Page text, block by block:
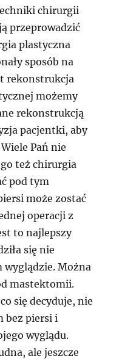
chirurgii
przeprowadzić
plastyczna
sposób na
rekonstrukcja
możemy
rekonstrukcją
pacjentki, aby
Pań nie
też chirurgia
pod tym
może zostać
operacji z
to najlepszy
się nie
wyglądzie. Można
mastektomii.
się decyduje, nie
bez piersi i
wyglądu.
ale jeszcze